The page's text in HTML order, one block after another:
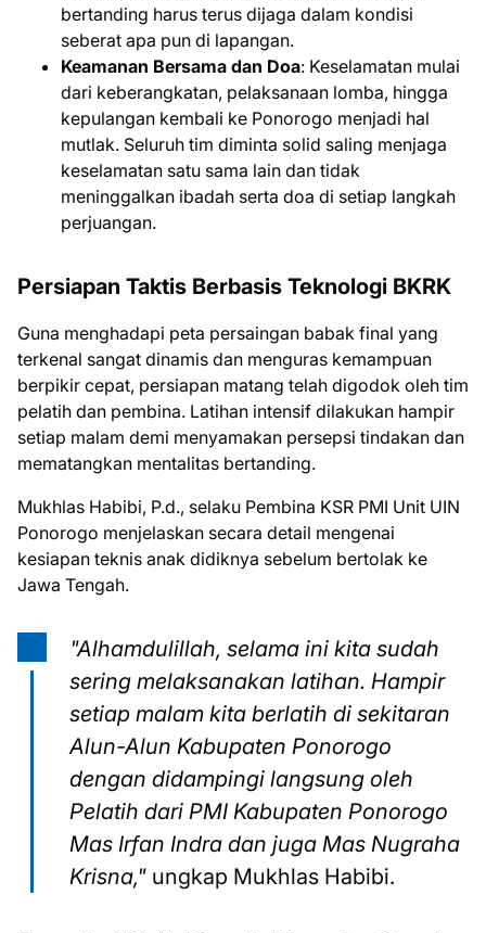
bertanding harus terus dijaga dalam kondisi
seberat apa pun di lapangan.
Keamanan Bersama dan Doa: Keselamatan mulai
dari keberangkatan, pelaksanaan lomba, hingga
kepulangan kembali ke Ponorogo menjadi hal
mutlak. Seluruh tim diminta solid saling menjaga
keselamatan satu sama lain dan tidak
meninggalkan ibadah serta doa di setiap langkah
perjuangan.
Persiapan Taktis Berbasis Teknologi BKRK
Guna menghadapi peta persaingan babak final yang
terkenal sangat dinamis dan menguras kemampuan
berpikir cepat, persiapan matang telah digodok oleh tim
pelatih dan pembina. Latihan intensif dilakukan hampir
setiap malam demi menyamakan persepsi tindakan dan
mematangkan mentalitas bertanding.
Mukhlas Habibi, P.d., selaku Pembina KSR PMI Unit UIN
Ponorogo menjelaskan secara detail mengenai
kesiapan teknis anak didiknya sebelum bertolak ke
Jawa Tengah.
"Alhamdulillah, selama ini kita sudah
sering melaksanakan latihan. Hampir
setiap malam kita berlatih di sekitaran
Alun-Alun Kabupaten Ponorogo
dengan didampingi langsung oleh
Pelatih dari PMI Kabupaten Ponorogo
Mas Irfan Indra dan juga Mas Nugraha
Krisna," ungkap Mukhlas Habibi.